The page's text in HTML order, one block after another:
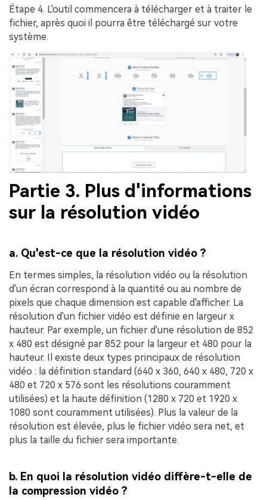
Étape 4. L'outil commencera à télécharger et à traiter le
fichier, après quoi il pourra être téléchargé sur votre
système.
Partie 3. Plus d'informations
sur la résolution vidéo
a. Qu'est-ce que la résolution vidéo ?
En termes simples, la résolution vidéo ou la résolution
d'un écran correspond à la quantité ou au nombre de
pixels que chaque dimension est capable d'afficher. La
résolution d'un fichier vidéo est définie en largeur x
hauteur. Par exemple, un fichier d'une résolution de 852
x 480 est désigné par 852 pour la largeur et 480 pour la
hauteur. Il existe deux types principaux de résolution
vidéo : la définition standard (640 x 360, 640 x 480, 720 x
480 et 720 x 576 sont les résolutions couramment
utilisées) et la haute définition (1280 x 720 et 1920 x
1080 sont couramment utilisées). Plus la valeur de la
résolution est élevée, plus le fichier vidéo sera net, et
plus la taille du fichier sera importante.
b. En quoi la résolution vidéo diffère-t-elle de
la compression vidéo ?